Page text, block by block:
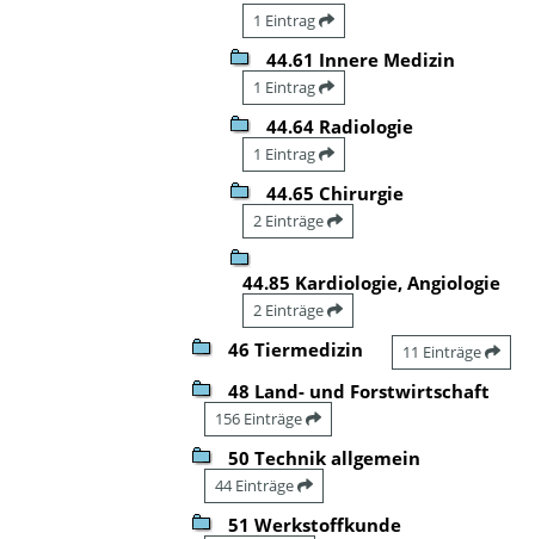
1 Eintrag
44.61 Innere Medizin
1 Eintrag
44.64 Radiologie
1 Eintrag
44.65 Chirurgie
2 Einträge
44.85 Kardiologie, Angiologie
2 Einträge
46 Tiermedizin 11 Einträge
48 Land- und Forstwirtschaft
156 Einträge
50 Technik allgemein
44 Einträge
51 Werkstoffkunde